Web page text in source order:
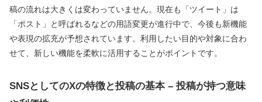
稿の流れは大きくは変わっていません。現在も「ツイート」は
「ポスト」と呼ばれるなどの用語変更が進行中で、今後も新機能
や表現の拡充が予想されています。利用したい目的や対象に合わ
せて、新しい機能を柔軟に活用することがポイントです。
SNSとしてのXの特徴と投稿の基本 – 投稿が持つ意味